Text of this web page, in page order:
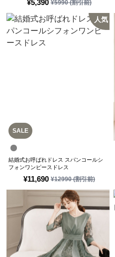
¥5,390 ¥5990(割引前)
SALE
人気
¥11,690 ¥12990(割引前)
結婚式お呼ばれドレス スパンコールシ
フォンワンピースドレス